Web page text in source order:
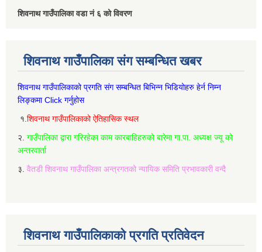
शिवनाथ गाउँपालिका वडा नं‌ ६ को विवरण
शिवनाथ गाउँपालिका संग सम्बन्धित खबर
शिवनाथ गाउँपालिकाको प्रगति संग सम्बन्धित बिभिन्‍न भिडियोहरु हेर्न निम्‍न
लिङ्कमा Click गर्नुहोस
१. शिवनाथ गाउँपालिकाको ऐतिहासिक स्थल
२. गाउँपालिका द्वारा गरिरहेका काम कारबाहिहरुको बारेमा गा.पा. अध्यक्ष ज्यू को
अन्तरवार्ता
३. वैतडी शिवनाथ गाउँपालिका अन्त्रगतको न्यायिक समिति प्रभावकारी वन्दै
शिवनाथ गाउँपालिकाको प्रगति प्रतिवेदन